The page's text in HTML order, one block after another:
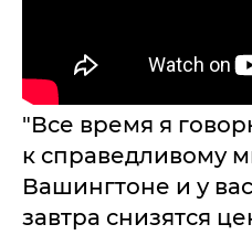
"Все время я
к справедливому
Вашингтоне и у
завтра снизятся